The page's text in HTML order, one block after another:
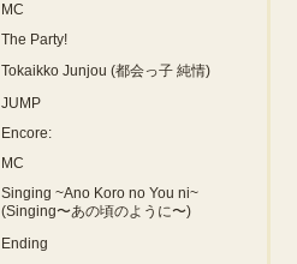
MC
The Party!
Tokaikko Junjou (都会っ子 純情)
JUMP
Encore:
MC
Singing ~Ano Koro no You ni~
(Singing〜あの頃のように〜)
Ending